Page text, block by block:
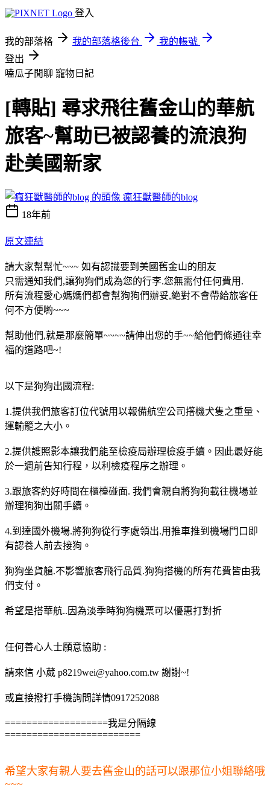
登入
我的部落格 我的部落格後台
我的帳號
登出
嗑瓜子閒聊 寵物日記
[轉貼] 尋求飛往舊金山的華航
旅客~幫助已被認養的流浪狗
赴美國新家
瘋狂獸醫師的blog
18年前
原文連結
請大家幫幫忙~~~ 如有認識要到美國舊金山的朋友
只需通知我們,讓狗狗們成為您的行李.您無需付任何費用.
所有流程愛心媽媽們都會幫狗狗們辦妥,絶對不會帶給旅客任
何不方便喲~~~
幫助他們,就是那麼簡單~~~~請伸出您的手~~給他們條通往幸
福的道路吧~!
以下是狗狗出國流程:
1.提供我們旅客訂位代號用以報備航空公司撘機犬隻之重量、
運輸籠之大小。
2.提供護照影本讓我們能至檢疫局辦理檢疫手續。因此最好能
於一週前告知行程，以利檢疫程序之辦理。
3.跟旅客約好時間在櫃檯碰面. 我們會親自將狗狗載往機場並
辦理狗狗出關手續。
4.到達國外機場.將狗狗從行李處領出.用推車推到機場門口即
有認養人前去接狗。
狗狗坐貨艙.不影響旅客飛行品質.狗狗搭機的所有花費皆由我
們支付。
希望是搭華航..因為淡季時狗狗機票可以優惠打對折
任何善心人士願意協助 :
請來信 小葳 p8219wei@yahoo.com.tw 謝謝~!
或直接撥打手機詢問詳情0917252088
===================我是分隔線
=========================
希望大家有親人要去舊金山的話可以跟那位小姐聯絡哦
~~~